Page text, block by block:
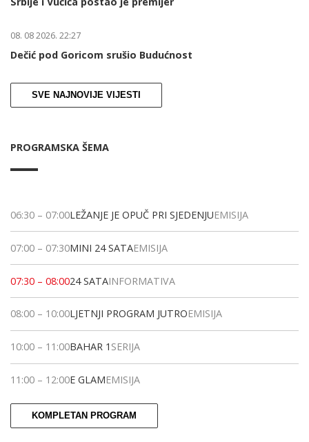
08. 08 2026. 22:27
Dečić pod Goricom srušio Budućnost
SVE NAJNOVIJE VIJESTI
PROGRAMSKA ŠEMA
06:30 – 07:00LEŽANJE JE OPUČ PRI SJEDENJUEMISIJA
07:00 – 07:30MINI 24 SATAEMISIJA
07:30 – 08:0024 SATAINFORMATIVA
08:00 – 10:00LJETNJI PROGRAM JUTROEMISIJA
10:00 – 11:00BAHAR 1 SERIJA
11:00 – 12:00E GLAMEMISIJA
KOMPLETAN PROGRAM